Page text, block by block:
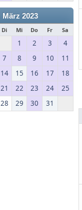
März 2023
Di Mi Do Fr Sa
1 2 3
4
7 8 9 10
11
14 15 16 17
18
21 22 23 24
25
28 29 30 31